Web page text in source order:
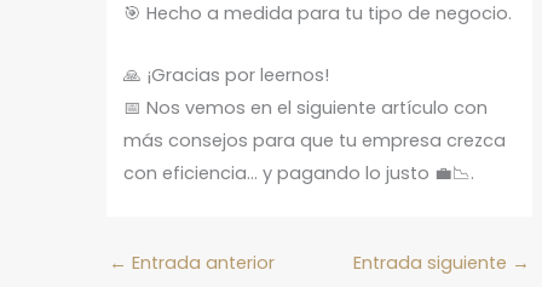
🎯 Hecho a medida para tu tipo de negocio.
🙏 ¡Gracias por leernos!
📅 Nos vemos en el siguiente artículo con
más consejos para que tu empresa crezca
con eficiencia… y pagando lo justo 💼📉.
← Entrada anterior Entrada siguiente →